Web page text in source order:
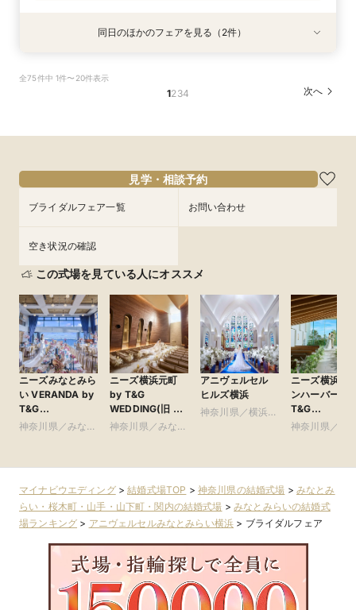
衣装試着 特典あり
8/29
ペット婚*安心相談会
フェアを予約
衣装試着 特典あり
8/29
◎コース試食付
フェアを予約
同日のほかのフェアを見る（2件）
全75件中 1件〜20件表示
1234 次へ
見学・相談予約
ブライダルフェア一覧 お問い合わせ
空き状況の確認
この式場を見ている人にオススメ
ニーズみなとみら
い VERANDA by
T&G
WEDDING(旧 ベ
神奈川県／みなと
内
ニーズ横浜元町
by T&G
WEDDING(旧 山
手迎賓館 横浜)
神奈川県／みなと
内
アニヴェルセル
ヒルズ横浜
神奈川県／横浜・
ニーズ横浜コ
ンハーバー by
T&G
WEDDING(旧
神奈川県／横
マイナビウエディング>結婚式場TOP > 神奈川県の結婚式場 > みなとみ
らい・桜木町・山手・山下町・関内の結婚式場 >みなとみらいの結婚式
場ランキング > アニヴェルセルみなとみらい横浜 > ブライダルフェア